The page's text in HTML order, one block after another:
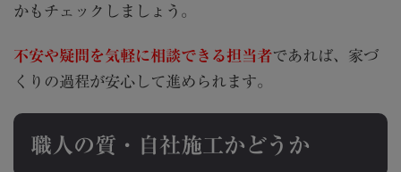
かもチェックしましょう。
不安や疑問を気軽に相談できる担当者であれば、家づ
くりの過程が安心して進められます。
職人の質・自社施工かどうか